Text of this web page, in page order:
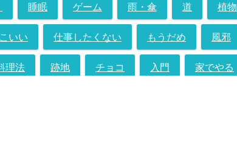
睡眠 ゲーム 雨・傘 道 植物
いい 仕事したくない もうだめ 風邪
理法 跡地 チョコ 入門 家でやる